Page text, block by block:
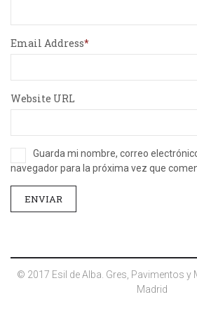
Email Address
Website URL
Guarda mi nombre, correo
navegador para la próxima vez que
© 2017 Esil de Alba. Gres, Pavimentos y
Madrid